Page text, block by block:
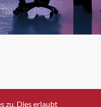
IMPRESSUM
zu. Dies erlaubt